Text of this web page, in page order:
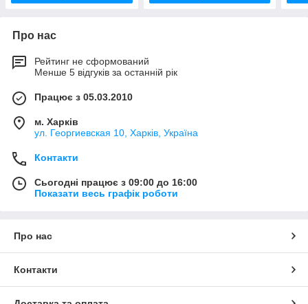
Про нас
Рейтинг не сформований
Менше 5 відгуків за останній рік
Працює з 05.03.2010
м. Харків
ул. Георгиевская 10, Харків, Україна
Контакти
Сьогодні працює з 09:00 до 16:00
Показати весь графік роботи
Про нас
Контакти